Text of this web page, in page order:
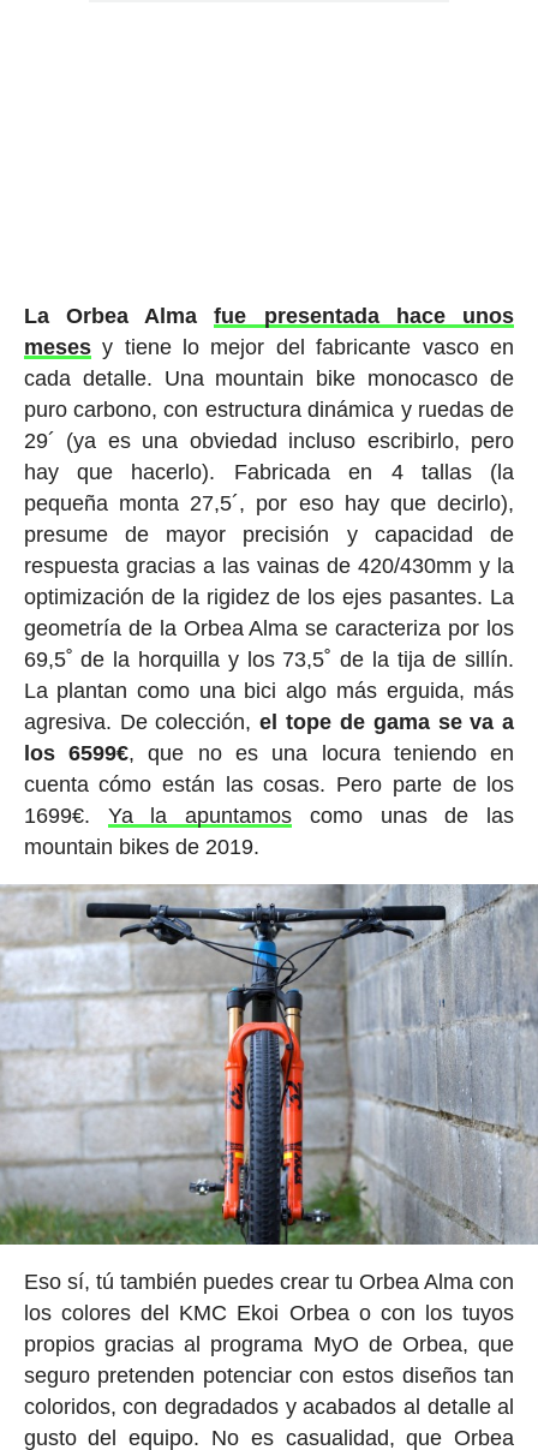
La Orbea Almafue presentada hace unos
mesesy tiene lo mejor del fabricante vasco en
cada detalle. Una mountain bike monocasco de
puro carbono, con estructura dinámica y ruedas de
29´ (ya es una obviedad incluso escribirlo, pero
hay que hacerlo). Fabricada en 4 tallas (la
pequeña monta 27,5´, por eso hay que decirlo),
presume de mayor precisión y capacidad de
respuesta gracias a las vainas de 420/430mm y la
optimización de la rigidez de los ejes pasantes. La
geometría de la Orbea Alma se caracteriza por los
69,5˚ de la horquilla y los 73,5˚ de la tija de sillín.
La plantan como una bici algo más erguida, más
agresiva. De colección,el tope de gama se va a
los 6599€, que no es una locura teniendo en
cuenta cómo están las cosas. Pero parte de los
1699€. Ya la apuntamos como unas de las
mountain bikes de 2019.
Eso sí, tú también puedes crear tu Orbea Alma con
los colores del KMC Ekoi Orbea o con los tuyos
propios gracias al programa MyO de Orbea, que
seguro pretenden potenciar con estos diseños tan
coloridos, con degradados y acabados al detalle al
gusto del equipo. No es casualidad, que Orbea